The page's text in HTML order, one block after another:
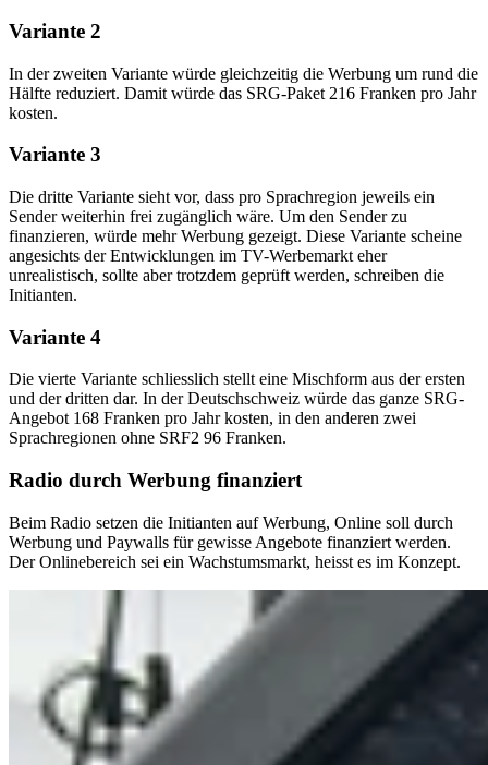
Variante 2
In der zweiten Variante würde gleichzeitig die Werbung um rund die
Hälfte reduziert. Damit würde das SRG-Paket 216 Franken pro Jahr
kosten.
Variante 3
Die dritte Variante sieht vor, dass pro Sprachregion jeweils ein
Sender weiterhin frei zugänglich wäre. Um den Sender zu
finanzieren, würde mehr Werbung gezeigt. Diese Variante scheine
angesichts der Entwicklungen im TV-Werbemarkt eher
unrealistisch, sollte aber trotzdem geprüft werden, schreiben die
Initianten.
Variante 4
Die vierte Variante schliesslich stellt eine Mischform aus der ersten
und der dritten dar. In der Deutschschweiz würde das ganze SRG-
Angebot 168 Franken pro Jahr kosten, in den anderen zwei
Sprachregionen ohne SRF2 96 Franken.
Radio durch Werbung finanziert
Beim Radio setzen die Initianten auf Werbung, Online soll durch
Werbung und Paywalls für gewisse Angebote finanziert werden.
Der Onlinebereich sei ein Wachstumsmarkt, heisst es im Konzept.